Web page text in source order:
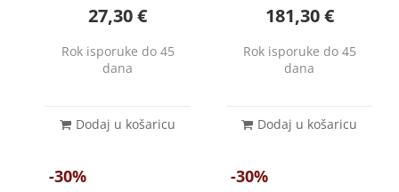
27,30€
Rok isporuke do 45
dana
Dodaj u košaricu
181,30€
Rok isporuke do 45
dana
Dodaj u košaricu
-30% -30%